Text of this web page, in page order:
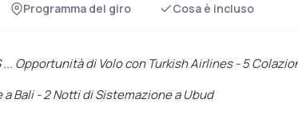
Programma del giro Cosa è incluso
... Opportunità di Volo con Turkish Airlines - 5
Bali - 2 Notti di Sistemazione a Ubud